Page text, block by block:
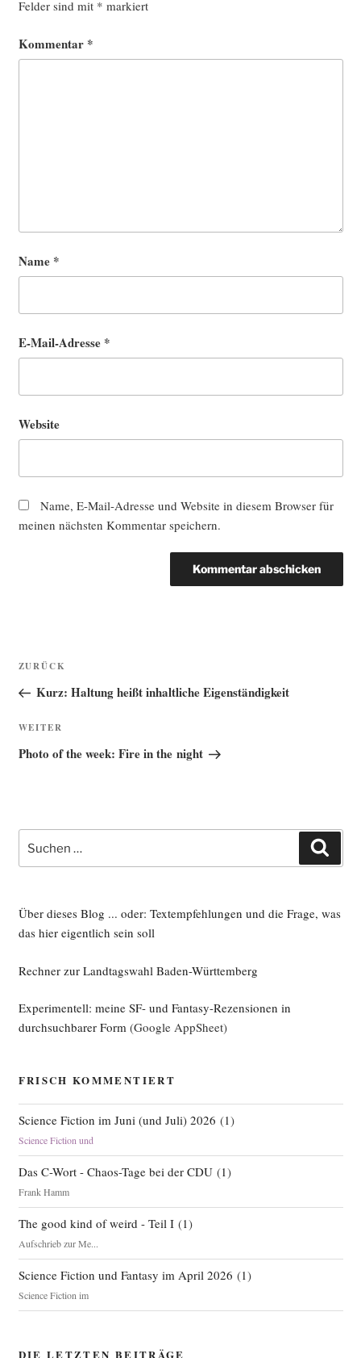
Felder sind mit * markiert
Kommentar *
Name *
E-Mail-Adresse *
Website
Name, E-Mail-Adresse und Website in diesem Browser für
meinen nächsten Kommentar speichern.
Beitragsnavigation
Vorheriger
Beitrag
ZURÜCK
Kurz: Haltung heißt inhaltliche Eigenständigkeit
Nächster
Beitrag
WEITER
Photo of the week: Fire in the night
nach:
Über dieses Blog ... oder: Textempfehlungen und die Frage, was
das hier eigentlich sein soll
Rechner zur Landtagswahl Baden-Württemberg
Experimentell: meine SF- und Fantasy-Rezensionen in
durchsuchbarer Form(Google AppSheet)
FRISCH KOMMENTIERT
Science Fiction im Juni (und Juli) 2026 (1)
Science Fiction und
Das C-Wort - Chaos-Tage bei der CDU(1)
Frank Hamm
The good kind of weird - Teil I(1)
Aufschrieb zur Me...
Science Fiction und Fantasy im April 2026 (1)
Science Fiction im
DIE LETZTEN BEITRÄGE